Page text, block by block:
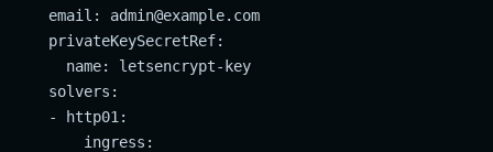
    email:
admin@example.com
    privateKeySecretRef:
      name: letsencrypt-key
    solvers:
    - http01:
        ingress: